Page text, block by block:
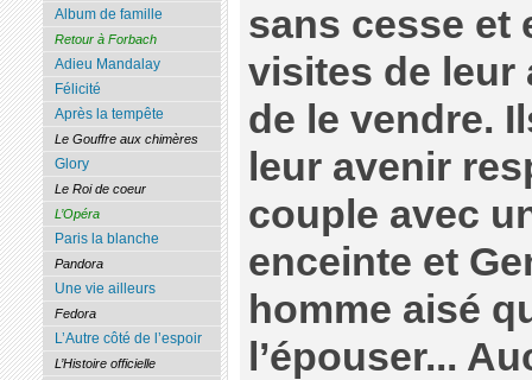
sans cesse et
visites de leur
de le vendre.
leur avenir
couple avec
enceinte et
homme aisé
l’épouser...
Album de famille
Retour à Forbach
Adieu Mandalay
Félicité
Après la tempête
Le Gouffre aux chimères
Glory
Le Roi de coeur
L’Opéra
Paris la blanche
Pandora
Une vie ailleurs
Fedora
L’Autre côté de l’espoir
L’Histoire officielle